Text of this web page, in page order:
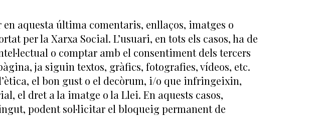
aquesta última comentaris, enllaços, imatges o
per la Xarxa Social. L’usuari, en tots els casos, ha de
o comptar amb el consentiment dels tercers
ja siguin textos, gràfics, fotografies, vídeos, etc.
el bon gust o el decòrum, i/o que infringeixin,
el dret a la imatge o la Llei. En aquests casos,
podent sol·licitar el bloqueig permanent de